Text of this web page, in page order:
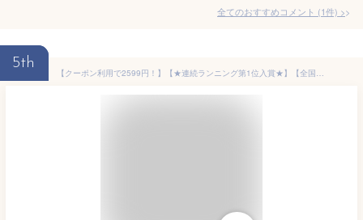
全てのおすすめコメント (1件) >
5th
【クーポン利用で2599円！】【★連続ランニング第1位入賞★】【全国送料無料】ガラス お香立て お香たて 線香立て お香立て おしゃれ 35cm長香 短寸 コーン 線香 キャンドル使用可能なインセンスホルダー アロマスティック 癒やし香炉 茶道 香道 浄化（6色展開）